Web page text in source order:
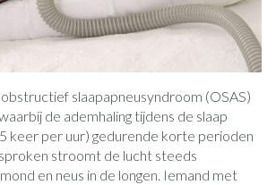
slaapapneusyndroom (OSAS)
de ademhaling tijdens de slaap
keer per uur) gedurende korte perioden
stroomt de lucht steeds
en neus in de longen. Iemand met